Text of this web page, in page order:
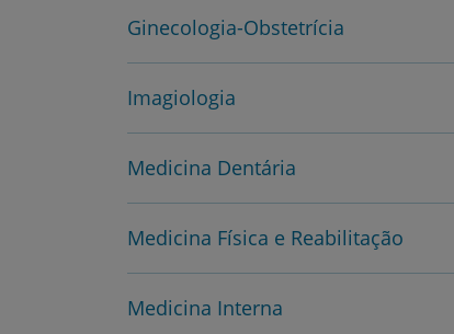
Ginecologia-Obstetrícia
Imagiologia
Medicina Dentária
Medicina Física e Reabilitação
Medicina Interna